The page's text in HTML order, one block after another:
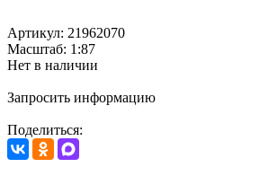
Артикул: 21962070
Масштаб: 1:87
Нет в наличии
Запросить информацию
Поделиться: